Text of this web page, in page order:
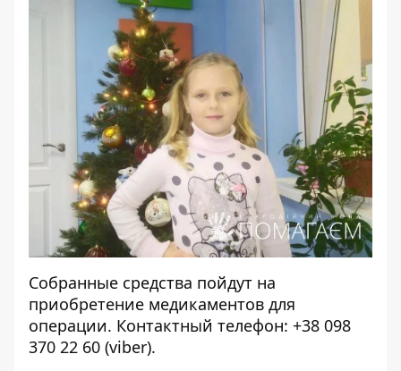
Собранные средства пойдут на
приобретение медикаментов для
операции. Контактный телефон: +38 098
370 22 60 (viber).